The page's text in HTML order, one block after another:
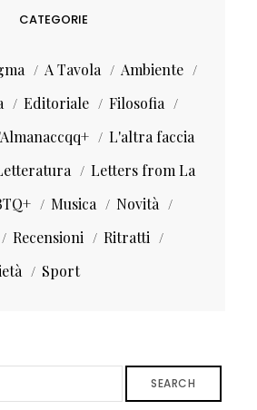
CATEGORIE
A Tavola
Ambiente
Editoriale
Filosofia
L'altra faccia
Letters from La
Musica
Novità
Recensioni
Ritratti
Sport
SEARCH